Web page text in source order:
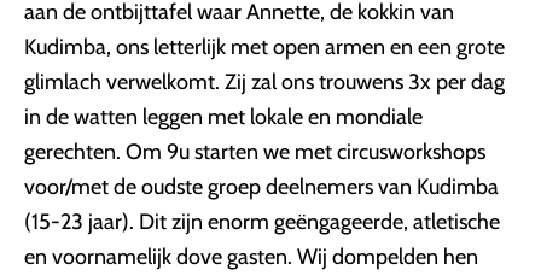
aan de ontbijttafel waar Annette, de kokkin van
Kudimba, ons letterlijk met open armen en een grote
glimlach verwelkomt. Zij zal ons trouwens 3x per dag
in de watten leggen met lokale en mondiale
gerechten. Om 9u starten we met circusworkshops
voor/met de oudste groep deelnemers van Kudimba
(15-23 jaar). Dit zijn enorm geëngageerde, atletische
en voornamelijk dove gasten. Wij dompelden hen